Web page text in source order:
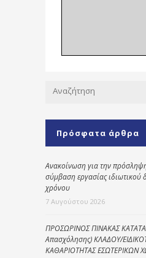
Πρόσφατα άρθρα
Ανακοίνωση για την
σύμβαση εργασίας ιδιωτικού
χρόνου
7 Αυγούστου 2026
ΠΡΟΣΩΡΙΝΟΣ ΠΙΝΑΚΑΣ
Απασχόλησης) ΚΛΑΔΟΥ/
ΚΑΘΑΡΙΟΤΗΤΑΣ ΕΣΩΤΕΡΙΚΩΝ